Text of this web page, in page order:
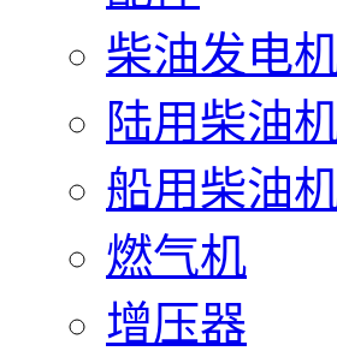
柴油发电
陆用柴油
船用柴油
燃气机
增压器